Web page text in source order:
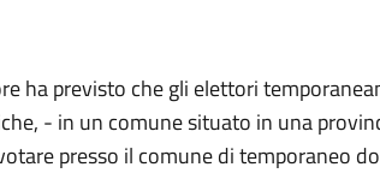
ha previsto che gli elettori
- in un comune situato in una
presso il comune di temporaneo